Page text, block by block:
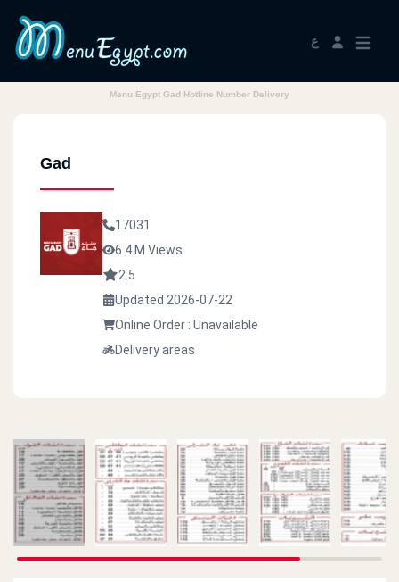
ع
Menu Egypt Gad Hotline Number Delivery
Gad
17031
6.4 M Views
2.5
Updated 2026-07-22
Online Order : Unavailable
Delivery areas